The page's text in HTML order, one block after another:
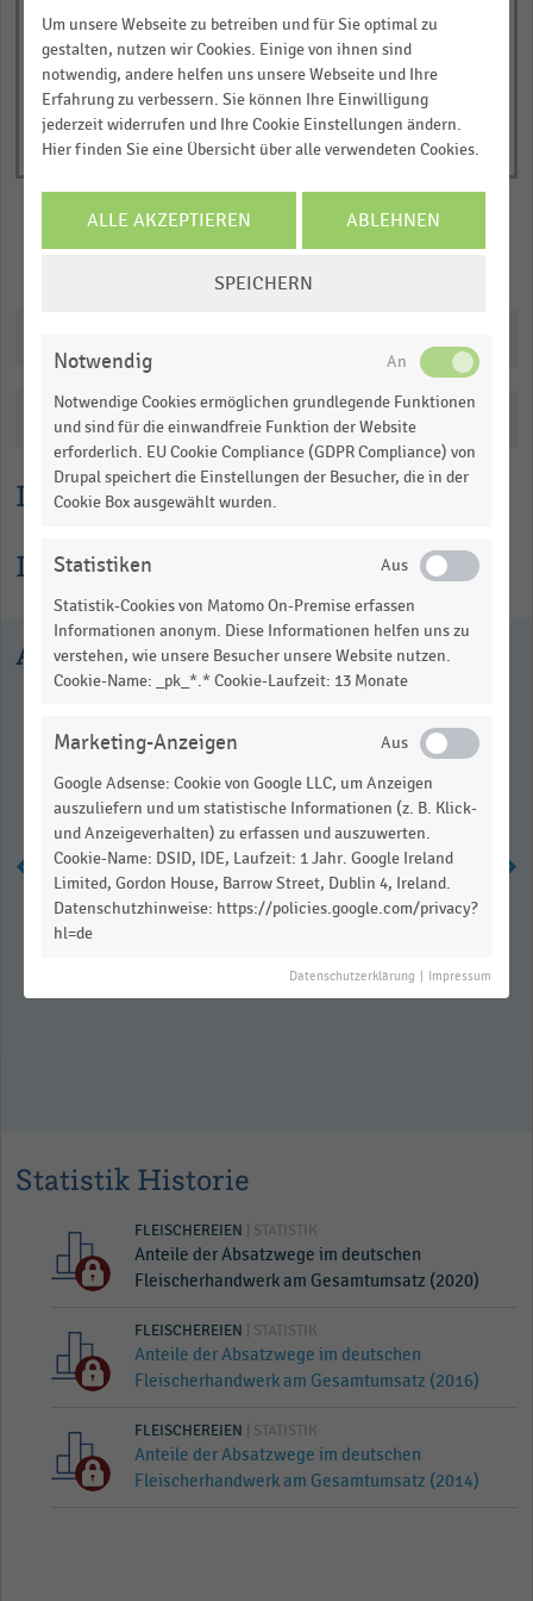
Lesehilfe
Informationen zur Statistik
interactive
Katalogisierung
Ausgewählte Statistiken
Absatzwege der
Statistik Historie
FLEISCHEREIEN | STATISTIK
Anteile der Absatzwege im deutschen
Fleischerhandwerk am Gesamtumsatz (2020)
FLEISCHEREIEN | STATISTIK
Anteile der Absatzwege im deutschen
Fleischerhandwerk am Gesamtumsatz (2016)
FLEISCHEREIEN | STATISTIK
Anteile der Absatzwege im deutschen
Fleischerhandwerk am Gesamtumsatz (2014)
Um unsere Webseite zu betreiben und für Sie optimal zu
gestalten, nutzen wir Cookies. Einige von ihnen sind
notwendig, andere helfen uns unsere Webseite und Ihre
Erfahrung zu verbessern. Sie können Ihre Einwilligung
jederzeit widerrufen und Ihre Cookie Einstellungen ändern.
Hier finden Sie eine Übersicht über alle verwendeten Cookies.
ALLE AKZEPTIEREN ABLEHNEN
SPEICHERN
Notwendig
Notwendige Cookies ermöglichen grundlegende Funktionen
und sind für die einwandfreie Funktion der Website
erforderlich. EU Cookie Compliance (GDPR Compliance) von
Drupal speichert die Einstellungen der Besucher, die in der
Cookie Box ausgewählt wurden.
Statistiken
Statistik-Cookies von Matomo On-Premise erfassen
Informationen anonym. Diese Informationen helfen uns zu
verstehen, wie unsere Besucher unsere Website nutzen.
Cookie-Name: _pk_*.* Cookie-Laufzeit: 13 Monate
Marketing-Anzeigen
Google Adsense: Cookie von Google LLC, um Anzeigen
auszuliefern und um statistische Informationen (z. B. Klick-
und Anzeigeverhalten) zu erfassen und auszuwerten.
Cookie-Name: DSID, IDE, Laufzeit: 1 Jahr. Google Ireland
Limited, Gordon House, Barrow Street, Dublin 4, Ireland.
Datenschutzhinweise: https://policies.google.com/privacy?
hl=de
Datenschutzerklärung Impressum